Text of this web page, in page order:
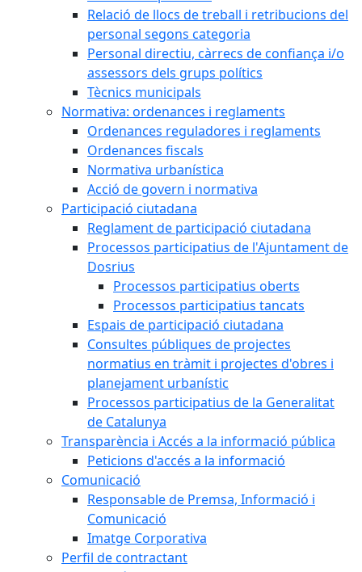
Relació de llocs de treball i retribucions del
personal segons categoria
Personal directiu, càrrecs de confiança i/o
assessors dels grups polítics
Tècnics municipals
Normativa: ordenances i reglaments
Ordenances reguladores i reglaments
Ordenances fiscals
Normativa urbanística
Acció de govern i normativa
Participació ciutadana
Reglament de participació ciutadana
Processos participatius de l'Ajuntament de
Dosrius
Processos participatius oberts
Processos participatius tancats
Espais de participació ciutadana
Consultes públiques de projectes
normatius en tràmit i projectes d'obres i
planejament urbanístic
Processos participatius de la Generalitat
de Catalunya
Transparència i Accés a la informació pública
Peticions d'accés a la informació
Comunicació
Responsable de Premsa, Informació i
Comunicació
Imatge Corporativa
Perfil de contractant